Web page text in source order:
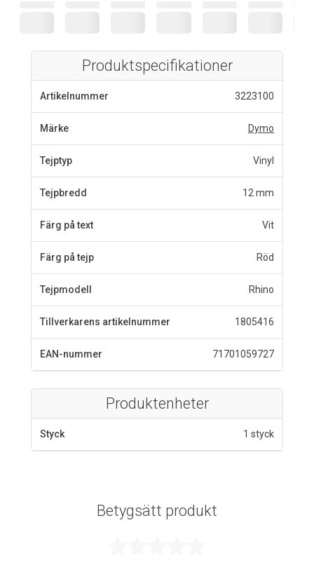
Produktspecifikationer
Artikelnummer 3223100
Märke Dymo
Tejptyp Vinyl
Tejpbredd 12 mm
Färg på text Vit
Färg på tejp Röd
Tejpmodell Rhino
Tillverkarens artikelnummer 1805416
EAN-nummer 71701059727
Produktenheter
Styck 1 styck
Betygsätt produkt